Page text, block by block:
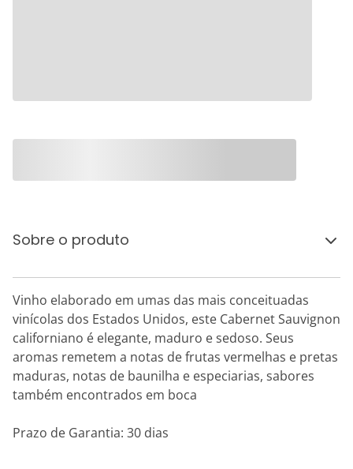
Sobre o produto
Vinho elaborado em umas das mais conceituadas
vinícolas dos Estados Unidos, este Cabernet Sauvignon
californiano é elegante, maduro e sedoso. Seus
aromas remetem a notas de frutas vermelhas e pretas
maduras, notas de baunilha e especiarias, sabores
também encontrados em boca
Prazo de Garantia: 30 dias